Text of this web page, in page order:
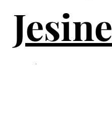
Jesine
.